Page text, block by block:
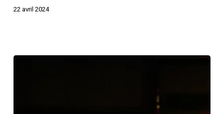
votre
22 avril 2024